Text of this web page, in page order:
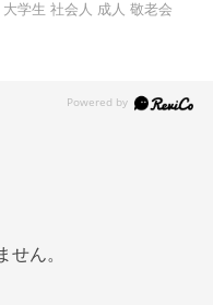
学生 社会人 成人 敬老会
せん。